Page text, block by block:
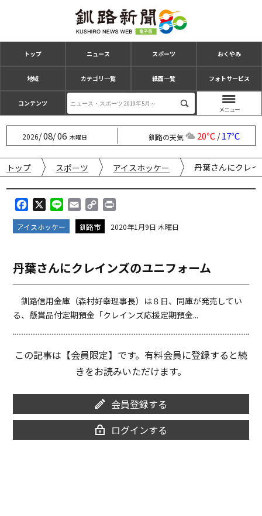
トップ ニュース スポーツ おくやみ
地域 カテゴリ一覧 紙面一覧 フォトサービス
コンテンツ
2026/08/06 木曜日 釧路の天気 20℃/17℃
トップ スポーツ アイスホッケー 丹葉さんにクレ
a
c
o
o
k
i
n
m
a
o
p
i
n
k
i
アイスホッケー 釧路市 2020年1月9日 木曜日
丹葉さんにクレインズのユニフォーム
釧路信用金庫（森村好幸理事長）は８日、同庫が発売してい
る、懸賞品付定期預金「クレインズ応援定期預金...
この記事は【会員限定】です。有料会員に登録すると続
きをお読みいただけます。
会員登録する
ログインする